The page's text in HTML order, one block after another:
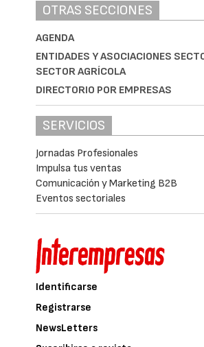
OTRAS SECCIONES
AGENDA
ENTIDADES Y ASOCIACIONES
SECTOR AGRÍCOLA
DIRECTORIO POR EMPRESAS
SERVICIOS
Jornadas Profesionales
Impulsa tus ventas
Comunicación y Marketing B2B
Eventos sectoriales
Identificarse
Registrarse
NewsLetters